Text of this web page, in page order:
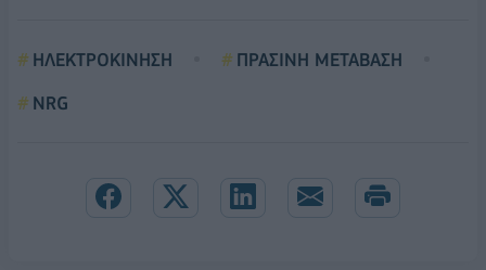
ΗΛΕΚΤΡΟΚΙΝΗΣΗ
ΠΡΑΣΙΝΗ ΜΕΤΑΒΑΣΗ
NRG